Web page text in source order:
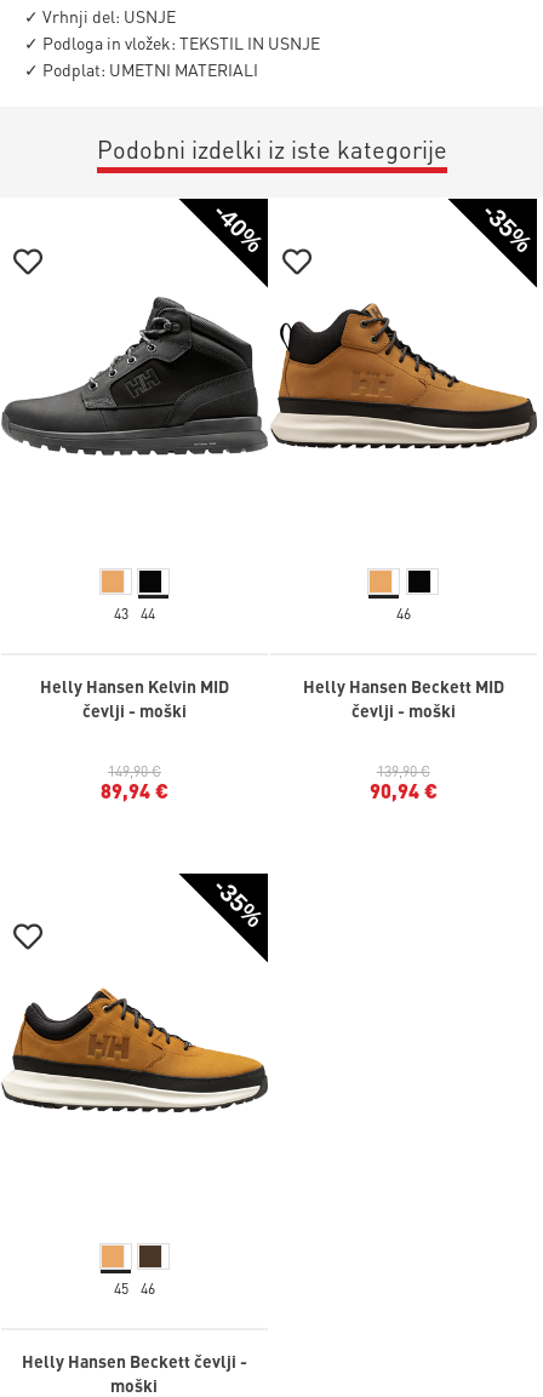
✓ Vrhnji del: USNJE
✓ Podloga in vložek: TEKSTIL IN USNJE
✓ Podplat: UMETNI MATERIALI
Podobni izdelki iz iste kategorije
-40%
43 44
Helly Hansen Kelvin MID
čevlji - moški
149,90 €
89,94 €
-35%
46
Helly Hansen Beckett MID
čevlji - moški
139,90 €
90,94 €
-35%
45 46
Helly Hansen Beckett čevlji -
moški